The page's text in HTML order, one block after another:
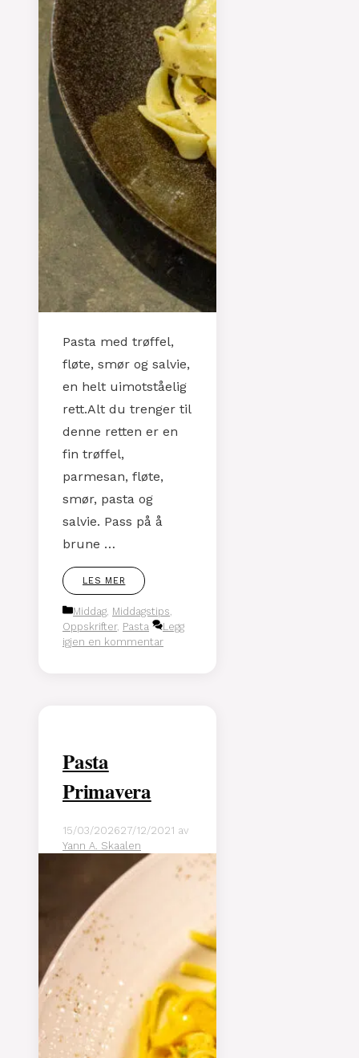
Pasta med trøffel,
fløte, smør og salvie,
en helt uimotståelig
rett.Alt du trenger til
denne retten er en
fin trøffel,
parmesan, fløte,
smør, pasta og
salvie. Pass på å
brune …
LES MER
Kategorier
Middag, Middagstips,
Oppskrifter, Pasta
Legg
igjen en kommentar
Pasta
Primavera
15/03/202627/12/2021 av
Yann A. Skaalen